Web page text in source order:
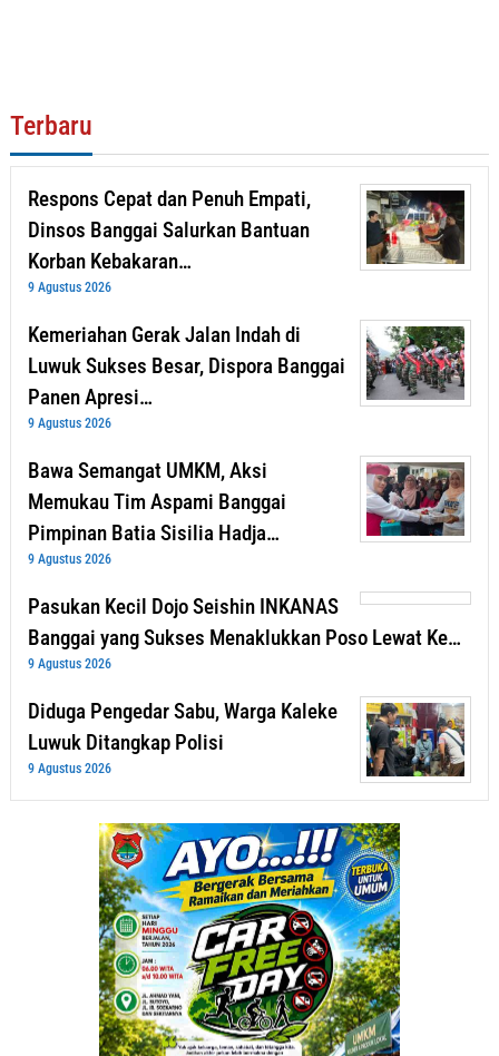
Terbaru
Respons Cepat dan Penuh Empati,
Dinsos Banggai Salurkan Bantuan
Korban Kebakaran…
9 Agustus 2026
Kemeriahan Gerak Jalan Indah di
Luwuk Sukses Besar, Dispora Banggai
Panen Apresi…
9 Agustus 2026
Bawa Semangat UMKM, Aksi
Memukau Tim Aspami Banggai
Pimpinan Batia Sisilia Hadja…
9 Agustus 2026
Pasukan Kecil Dojo Seishin INKANAS
Banggai yang Sukses Menaklukkan Poso Lewat Ke…
9 Agustus 2026
Diduga Pengedar Sabu, Warga Kaleke
Luwuk Ditangkap Polisi
9 Agustus 2026